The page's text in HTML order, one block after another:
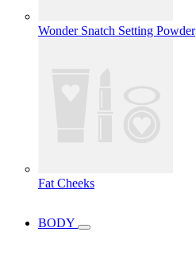
Wonder Snatch Setting Powder
Fat Cheeks
BODY